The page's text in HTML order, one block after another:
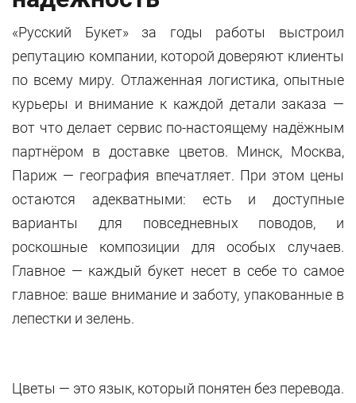
«Русский Букет» за годы работы выстроил
репутацию компании, которой доверяют клиенты
по всему миру. Отлаженная логистика, опытные
курьеры и внимание к каждой детали заказа —
вот что делает сервис по-настоящему надёжным
партнёром в доставке цветов. Минск, Москва,
Париж — география впечатляет. При этом цены
остаются адекватными: есть и доступные
варианты для повседневных поводов, и
роскошные композиции для особых случаев.
Главное — каждый букет несет в себе то самое
главное: ваше внимание и заботу, упакованные в
лепестки и зелень.
Цветы — это язык, который понятен без перевода.